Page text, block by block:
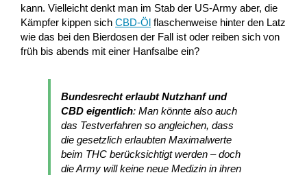
kann. Vielleicht denkt man im Stab der US-Army aber, die
Kämpfer kippen sich CBD-Öl flaschenweise hinter den Latz
wie das bei den Bierdosen der Fall ist oder reiben sich von
früh bis abends mit einer Hanfsalbe ein?
Bundesrecht erlaubt Nutzhanf und
CBD eigentlich: Man könnte also auch
das Testverfahren so angleichen, dass
die gesetzlich erlaubten Maximalwerte
beim THC berücksichtigt werden – doch
die Army will keine neue Medizin in ihren